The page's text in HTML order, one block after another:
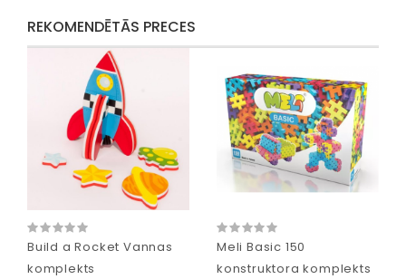
REKOMENDĒTĀS PRECES
Build a Rocket Vannas
komplekts
Meli Basic 150
konstruktora komplekts